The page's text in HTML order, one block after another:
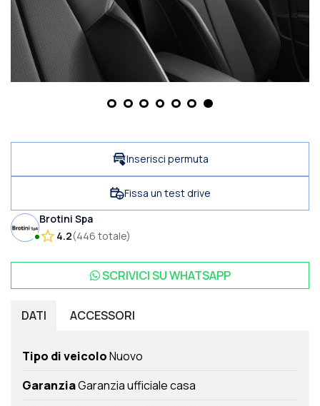
Inserisci permuta
Fissa un test drive
Brotini Spa
4.2(446 totale)
SCRIVICI SUWHATSAPP
DATI ACCESSORI
Tipo di veicoloNuovo
GaranziaGaranzia ufficiale casa